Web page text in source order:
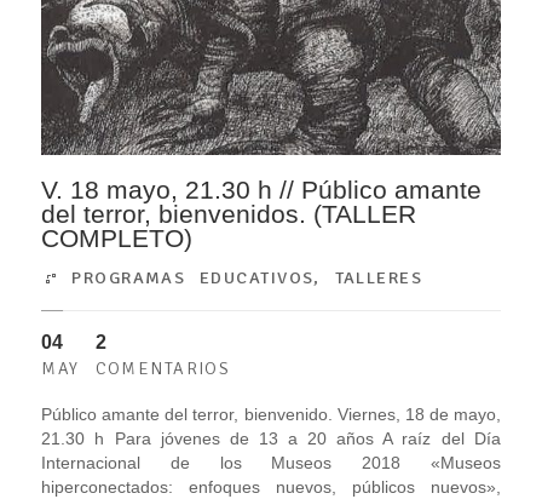
V. 18 mayo, 21.30 h // Público amante
del terror, bienvenidos. (TALLER
COMPLETO)
PROGRAMAS EDUCATIVOS, TALLERES
04
MAY
2
COMENTARIOS
Público amante del terror, bienvenido. Viernes, 18 de mayo,
21.30 h Para jóvenes de 13 a 20 años A raíz del Día
Internacional de los Museos 2018 «Museos
hiperconectados: enfoques nuevos, públicos nuevos»,